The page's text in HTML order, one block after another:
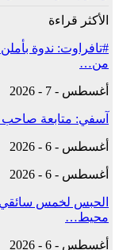
الأكثر قراءة
#تافراوت: ندوة
من…
أغسطس - 7 - 2026
آسفي: متابعة صاحب
أغسطس - 6 - 2026
أغسطس - 6 - 2026
الحبس لخمس سائقي
محيط…
أغسطس - 6 - 2026